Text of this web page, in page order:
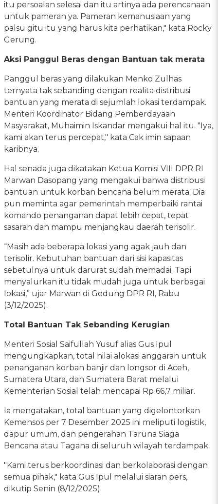
itu persoalan selesai dan itu artinya ada perencanaan
untuk pameran ya. Pameran kemanusiaan yang
palsu gitu itu yang harus kita perhatikan," kata Rocky
Gerung.
Aksi Panggul Beras dengan Bantuan tak merata
Panggul beras yang dilakukan Menko Zulhas
ternyata tak sebanding dengan realita distribusi
bantuan yang merata di sejumlah lokasi terdampak.
Menteri Koordinator Bidang Pemberdayaan
Masyarakat, Muhaimin Iskandar mengakui hal itu. "Iya,
kami akan terus percepat," kata Cak imin sapaan
karibnya.
Hal senada juga dikatakan Ketua Komisi VIII DPR RI
Marwan Dasopang yang mengakui bahwa distribusi
bantuan untuk korban bencana belum merata. Dia
pun meminta agar pemerintah memperbaiki rantai
komando penanganan dapat lebih cepat, tepat
sasaran dan mampu menjangkau daerah terisolir.
“Masih ada beberapa lokasi yang agak jauh dan
terisolir. Kebutuhan bantuan dari sisi kapasitas
sebetulnya untuk darurat sudah memadai. Tapi
menyalurkan itu tidak mudah juga untuk berbagai
lokasi,” ujar Marwan di Gedung DPR RI, Rabu
(3/12/2025).
Total Bantuan Tak Sebanding Kerugian
Menteri Sosial Saifullah Yusuf alias Gus Ipul
mengungkapkan, total nilai alokasi anggaran untuk
penanganan korban banjir dan longsor di Aceh,
Sumatera Utara, dan Sumatera Barat melalui
Kementerian Sosial telah mencapai Rp 66,7 miliar.
Ia mengatakan, total bantuan yang digelontorkan
Kemensos per 7 Desember 2025 ini meliputi logistik,
dapur umum, dan pengerahan Taruna Siaga
Bencana atau Tagana di seluruh wilayah terdampak.
"Kami terus berkoordinasi dan berkolaborasi dengan
semua pihak," kata Gus Ipul melalui siaran pers,
dikutip Senin (8/12/2025).